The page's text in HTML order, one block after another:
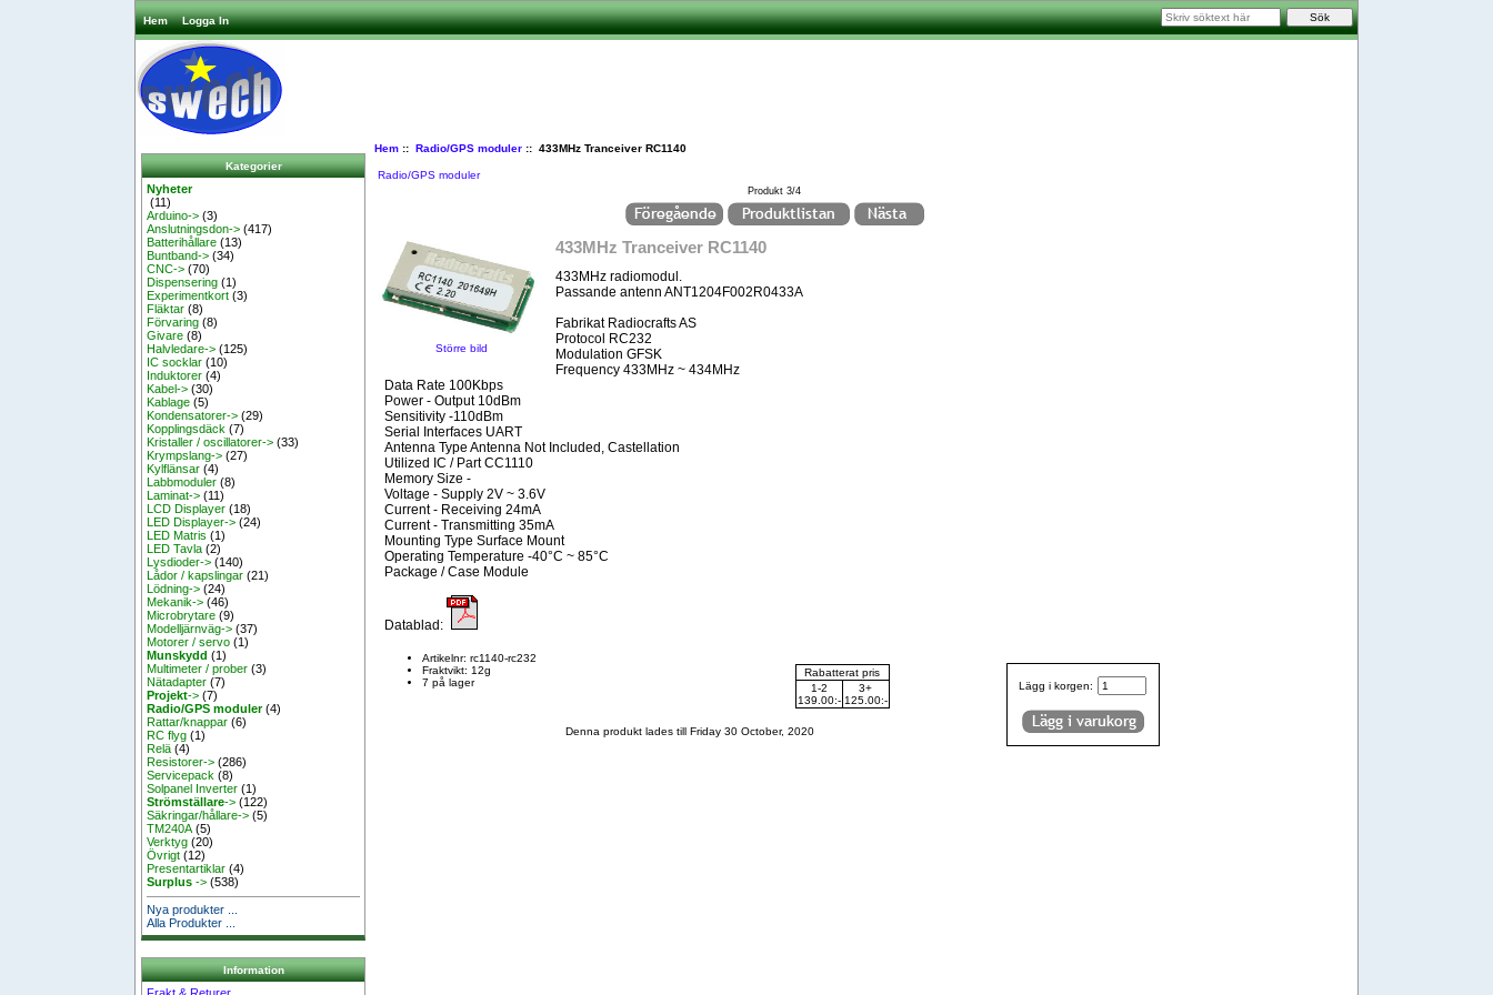
Hem Logga In
Kategorier
Nyheter
(11)
Arduino-> (3)
Anslutningsdon-> (417)
Batterihållare (13)
Buntband-> (34)
CNC-> (70)
Dispensering (1)
Experimentkort (3)
Fläktar (8)
Förvaring (8)
Givare (8)
Halvledare-> (125)
IC socklar (10)
Induktorer (4)
Kabel-> (30)
Kablage (5)
Kondensatorer-> (29)
Kopplingsdäck (7)
Kristaller / oscillatorer-> (33)
Krympslang-> (27)
Kylflänsar (4)
Labbmoduler (8)
Laminat-> (11)
LCD Displayer (18)
LED Displayer-> (24)
LED Matris (1)
LED Tavla (2)
Lysdioder-> (140)
Lådor / kapslingar (21)
Lödning-> (24)
Mekanik-> (46)
Microbrytare (9)
Modelljärnväg-> (37)
Motorer / servo (1)
Munskydd (1)
Multimeter / prober (3)
Nätadapter (7)
Projekt-> (7)
Radio/GPS moduler(4)
Rattar/knappar (6)
RC flyg (1)
Relä (4)
Resistorer-> (286)
Servicepack (8)
Solpanel Inverter (1)
Strömställare-> (122)
Säkringar/hållare-> (5)
TM240A (5)
Verktyg (20)
Övrigt (12)
Presentartiklar (4)
Surplus-> (538)
Nya produkter ...
Alla Produkter ...
Information
Hem:: Radio/GPS moduler:: 433MHz Tranceiver RC1140
Radio/GPS moduler
Produkt 3/4
Större bild
433MHz Tranceiver RC1140
433MHz radiomodul.
Passande antenn ANT1204F002R0433A
Fabrikat Radiocrafts AS
Protocol RC232
Modulation GFSK
Frequency 433MHz ~ 434MHz
Data Rate 100Kbps
Power - Output 10dBm
Sensitivity -110dBm
Serial Interfaces UART
Antenna Type Antenna Not Included, Castellation
Utilized IC / Part CC1110
Memory Size -
Voltage - Supply 2V ~ 3.6V
Current - Receiving 24mA
Current - Transmitting 35mA
Mounting Type Surface Mount
Operating Temperature -40°C ~ 85°C
Package / Case Module
Datablad:
Lägg i korgen:
Artikelnr: rc1140-rc232
Fraktvikt: 12g
7 på lager
Rabatterat pris
1-2
139.00:-
3+
125.00:-
Denna produkt lades till Friday 30 October, 2020